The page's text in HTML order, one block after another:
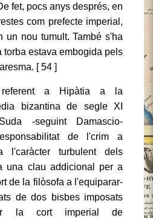
fet, pocs anys després, en
com prefecte imperial,
un nou tumult. També s'ha
torba estava embogida pels
[ 54 ]
referent a Hipàtia a la
bizantina de segle XI
-seguint Damascio-
de l'crim a
turbulent dels
una clau addicional per a
de la filòsofa a l'equiparar-
de dos bisbes imposats
la cort imperial de